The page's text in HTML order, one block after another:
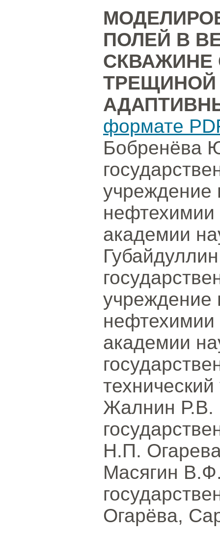
ПОЛЕЙ В
СКВАЖИНЕ
ТРЕЩИНОЙ
формате
Бобренёва
учреждение
нефтехимии
академии
учреждение
нефтехимии
академии
Жалнин
Н.П.
Масягин
Огарёва,